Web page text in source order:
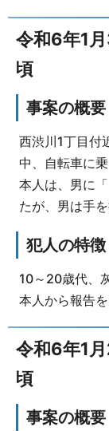
令和6年1
頃
事案の概要
西渋川1丁目付
中、自転車に
本人は、男に
たが、男は手
犯人の特
10～20歳代、
本人から報告
令和6年1
頃
事案の概要